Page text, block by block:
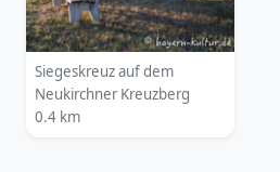
Siegeskreuz auf dem
Neukirchner Kreuzberg
0.4 km